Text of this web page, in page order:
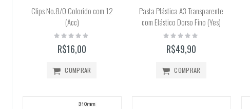
Clips No.8/0 Colorido com 12
(Acc)
Rating:
0%
R$16,00
COMPRAR
Pasta Plástica A3 Transparente
com Elástico Dorso Fino (Yes)
Rating:
0%
R$49,90
COMPRAR